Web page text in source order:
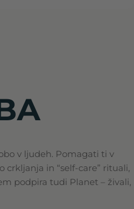
v ljudeh. Pomagati ti v
crkljanja in “self-care” rituali,
podpira tudi Planet – živali,